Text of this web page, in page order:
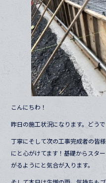
こんにちわ！
昨日の施工状況になります。どう
丁寧にそして次の工事完成者の皆
にと心がけてます！基礎からスタ
がるようにと気合が入ります。